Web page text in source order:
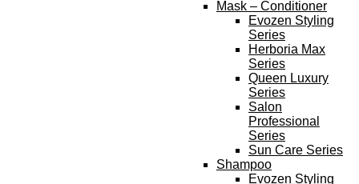
Mask – Conditioner
Evozen Styling
Series
Herboria Max
Series
Queen Luxury
Series
Salon
Professional
Series
Sun Care Series
Shampoo
Evozen Styling